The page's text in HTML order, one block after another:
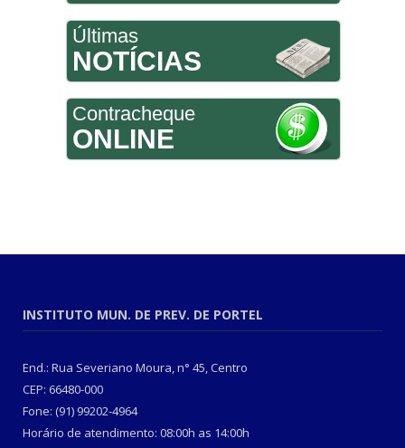
Últimas
NOTÍCIAS
Contracheque
ONLINE
INSTITUTO MUN. DE PREV. DE PORTEL
End.: Rua Severiano Moura, n° 45, Centro
CEP: 66480-000
Fone: (91) 99202-4964
Horário de atendimento: 08:00h as 14:00h